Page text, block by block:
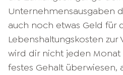
Unternehmensausgaben
auch noch etwas Geld für
Lebenshaltungskosten zur
wird dir nicht jeden
festes Gehalt überwiesen,